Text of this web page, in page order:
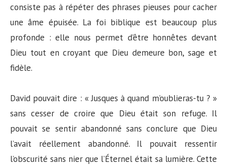
consiste pas à répéter des phrases pieuses pour cacher
une âme épuisée. La foi biblique est beaucoup plus
profonde : elle nous permet d’être honnêtes devant
Dieu tout en croyant que Dieu demeure bon, sage et
fidèle.
David pouvait dire : « Jusques à quand m’oublieras-tu ? »
sans cesser de croire que Dieu était son refuge. Il
pouvait se sentir abandonné sans conclure que Dieu
l’avait réellement abandonné. Il pouvait ressentir
l’obscurité sans nier que l’Éternel était sa lumière. Cette